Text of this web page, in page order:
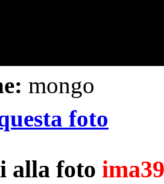
mongo
foto
alla foto